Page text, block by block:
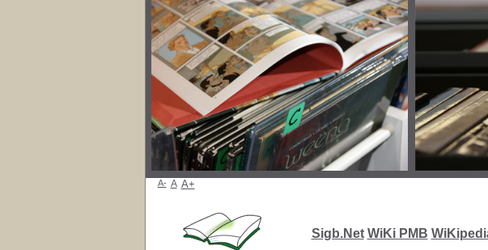
Sigb.Net WiKi PMB
A- A A+